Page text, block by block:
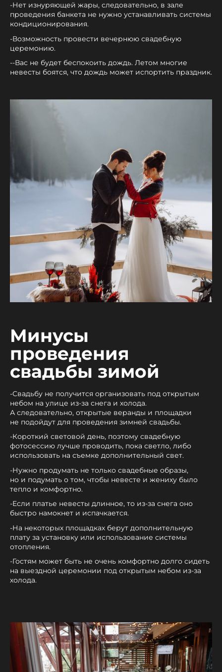
-Нет изнуряющей жары, следовательно, в зале
проведения банкета не нужно устанавливать системы
кондиционирования.
-Возможность провести вечернюю свадебную
церемонию.
--Вас не будет беспокоить дождь. Летом многие
невесты боятся, что дождь может испортить праздник.
Минусы
проведения
свадьбы зимой
-Свадьбу не получится организовать под открытым
небом на улице из-за снега и холода.
А следовательно, открытые веранды и площадки
не подойдут для проведения зимней свадьбы.
-Короткий световой день, поэтому свадебную
фотосессию лучше проводить, пока светло, либо
использовать на съемке дополнительный свет.
-Нужно продумать не только свадебные образы,
но и подумать о том, чтобы невесте и жениху было
тепло и комфортно.
-Если платье невесты длинное, то из-за снега оно
быстро намокнет и испачкается.
-На некоторых площадках берут дополнительную
плату за установку или использование системы
отопления.
-Гостям может быть не очень комфортно долго сидеть
на выездной церемонии под открытым небом из-за
холода.